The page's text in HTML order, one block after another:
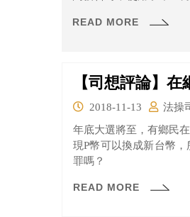
READ MORE
【司想評論】
2018-11-13
法操
年底大選將至，有鄉民
現P幣可以換成新台幣
罪嗎？
READ MORE